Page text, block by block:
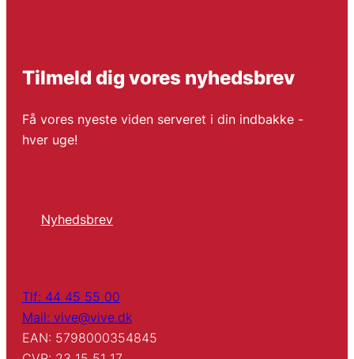
Tilmeld dig vores nyhedsbrev
Få vores nyeste viden serveret i din indbakke -
hver uge!
Nyhedsbrev
Tlf: 44 45 55 00
Mail: vive@vive.dk
EAN: 5798000354845